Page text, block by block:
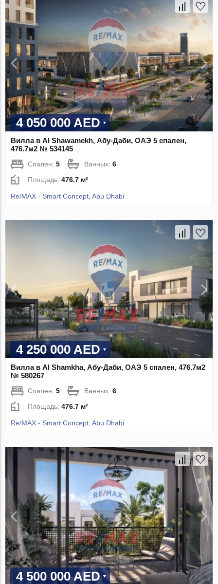
4 050 000 AED
Вилла в Al Shawamekh, Абу-Даби, ОАЭ 5 спален,
476.7м2 № 534145
Спален:5 Ванных:6
Площадь:476.7 м²
Re/MAX - Smart Concept, Abu Dhabi
4 250 000 AED
Вилла в Al Shamkha, Абу-Даби, ОАЭ 5 спален, 476.7м2
№ 580267
Спален:5 Ванных:6
Площадь:476.7 м²
Re/MAX - Smart Concept, Abu Dhabi
4 500 000 AED